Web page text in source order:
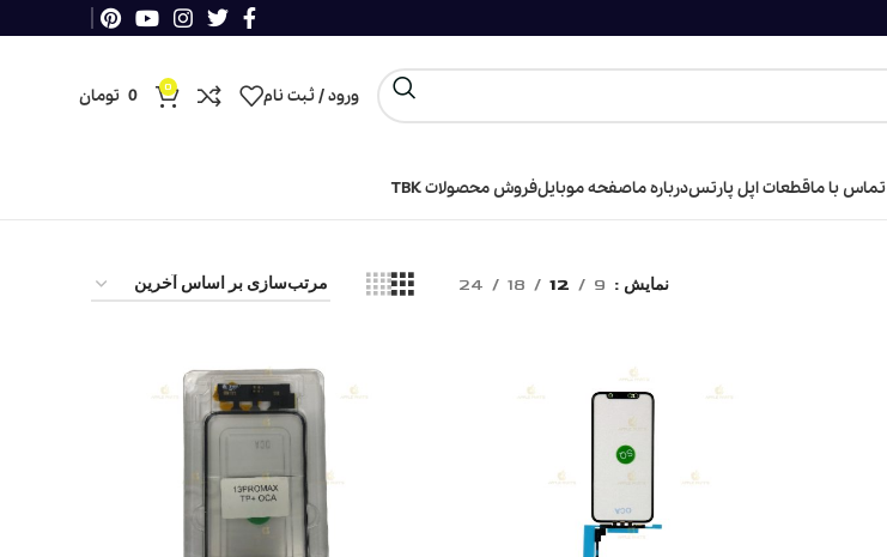
ورود / ثبت نام 0
0 تومان
تماس با ماقطعات اپل پارتسدرباره ماصفحه موبایلفروش محصولات TBK
نمایش 9
12
18
24